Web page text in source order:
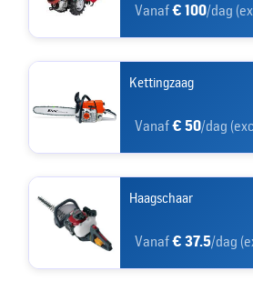
Vanaf€ 100/dag
Kettingzaag
Vanaf€ 50/dag
Haagschaar
Vanaf€ 37.5/dag